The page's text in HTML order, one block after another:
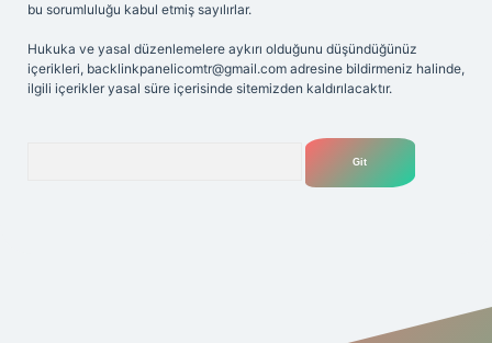
bu sorumluluğu kabul etmiş sayılırlar.
Hukuka ve yasal düzenlemelere aykırı olduğunu düşündüğünüz
içerikleri, backlinkpanelicomtr@gmail.com adresine bildirmeniz halinde,
ilgili içerikler yasal süre içerisinde sitemizden kaldırılacaktır.